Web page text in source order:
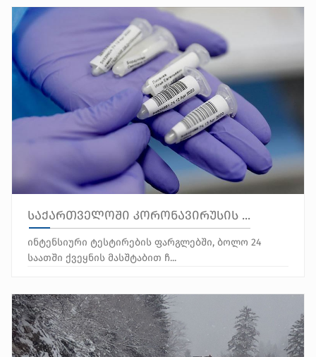
საქართველოში კორონავირუსის ...
ინტენსიური ტესტირების ფარგლებში, ბოლო 24
საათში ქვეყნის მასშტაბით ჩ...